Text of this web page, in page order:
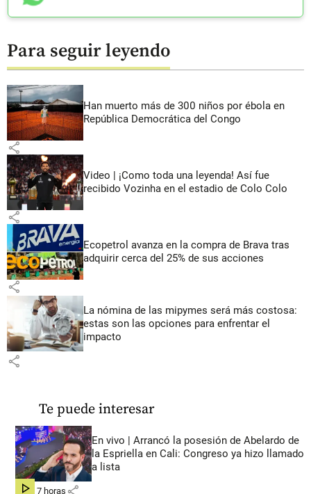
Para seguir leyendo
Han muerto más de 300 niños por ébola en
República Democrática del Congo
share
Video | ¡Como toda una leyenda! Así fue
recibido Vozinha en el estadio de Colo Colo
share
Ecopetrol avanza en la compra de Brava tras
adquirir cerca del 25% de sus acciones
share
La nómina de las mipymes será más costosa:
estas son las opciones para enfrentar el
impacto
share
Te puede interesar
En vivo | Arrancó la posesión de Abelardo de
la Espriella en Cali: Congreso ya hizo llamado
a lista
hace 7 horas